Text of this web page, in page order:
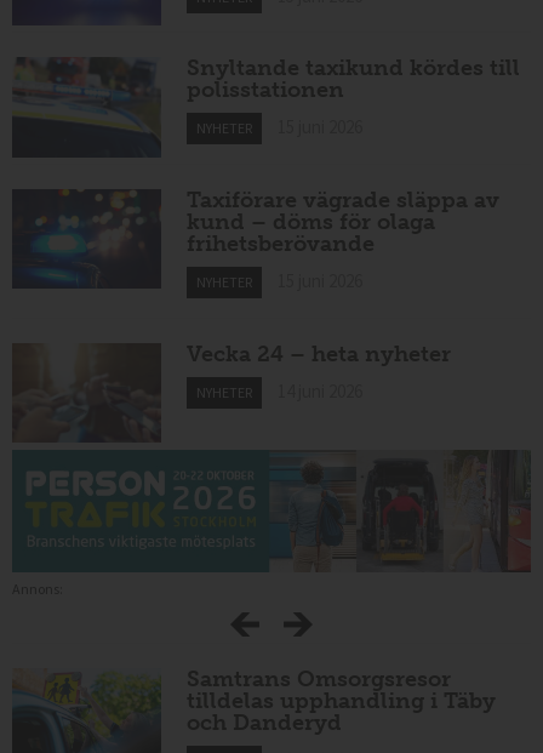
Snyltande taxikund kördes till
polisstationen
NYHETER
Taxiförare vägrade släppa av
kund – döms för olaga
frihetsberövande
NYHETER
Vecka 24 – heta nyheter
NYHETER
Samtrans Omsorgsresor
tilldelas upphandling i Täby
och Danderyd